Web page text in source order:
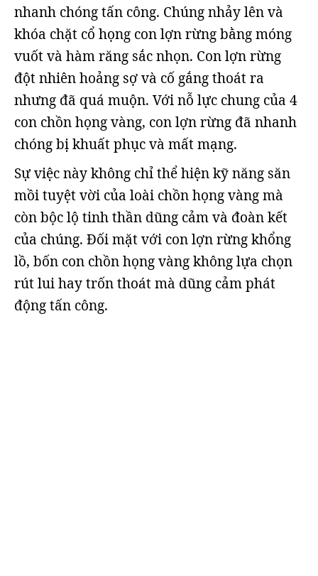
nhanh chóng tấn công. Chúng nhảy lên và
khóa chặt cổ họng con lợn rừng bằng móng
vuốt và hàm răng sắc nhọn. Con lợn rừng
đột nhiên hoảng sợ và cố gắng thoát ra
nhưng đã quá muộn. Với nỗ lực chung của 4
con chồn họng vàng, con lợn rừng đã nhanh
chóng bị khuất phục và mất mạng.
Sự việc này không chỉ thể hiện kỹ năng săn
mồi tuyệt vời của loài chồn họng vàng mà
còn bộc lộ tinh thần dũng cảm và đoàn kết
của chúng. Đối mặt với con lợn rừng khổng
lồ, bốn con chồn họng vàng không lựa chọn
rút lui hay trốn thoát mà dũng cảm phát
động tấn công.